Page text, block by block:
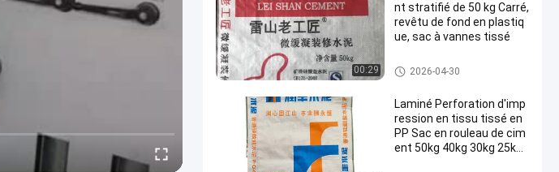
00:29
nt stratifié de 50 kg Carré,
revêtu de fond en plastiq
ue, sac à vannes tissé
Pp cimentent des sacs
2026-04-30
Laminé Perforation d'imp
ression en tissu tissé en
PP Sac en rouleau de cim
ent 50kg 40kg 30kg 25kg